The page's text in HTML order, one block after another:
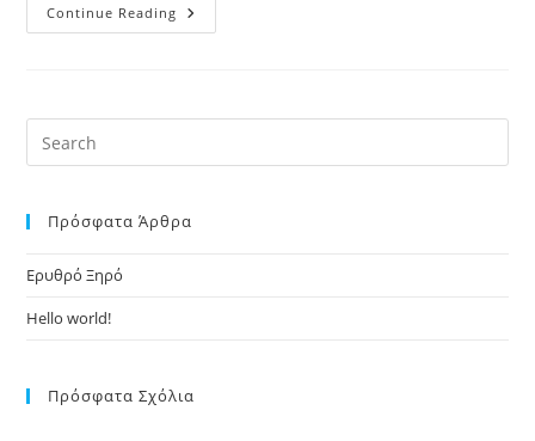
Continue Reading Hello
World!
Πρόσφατα Άρθρα
Ερυθρό Ξηρό
Hello world!
Πρόσφατα Σχόλια